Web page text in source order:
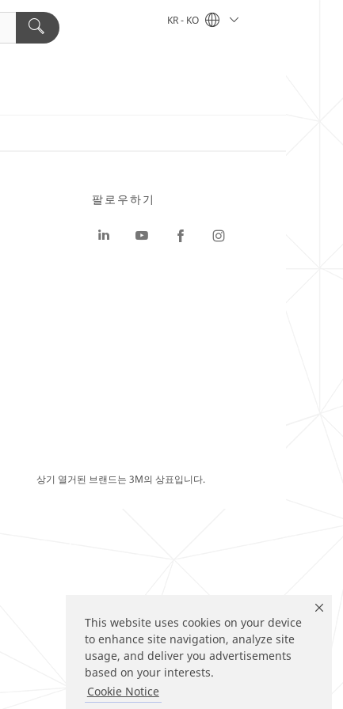
This website uses cookies on your device
to enhance site navigation, analyze site
usage, and deliver you advertisements
based on your interests.
Cookie Notice
KR - KO
팔로우하기
상기 열거된 브랜드는 3M의 상표입니다.